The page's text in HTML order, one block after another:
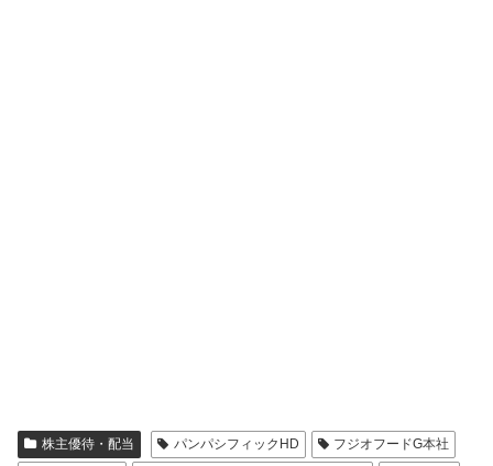
株主優待・配当 パンパシフィックHD
フジオフードG本社